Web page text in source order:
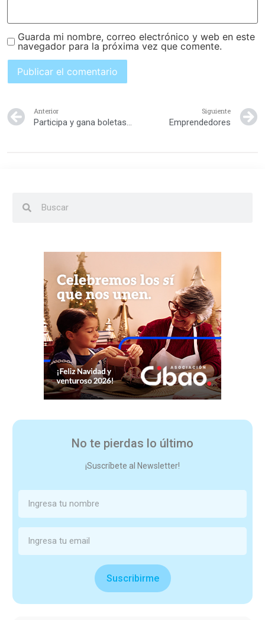
Guarda mi nombre, correo electrónico y web en este
navegador para la próxima vez que comente.
Anterior
Participa y gana boletas para Baby Shower RD
Siguiente
Emprendedores
No te pierdas lo último
¡Suscríbete al Newsletter!
Suscribirme